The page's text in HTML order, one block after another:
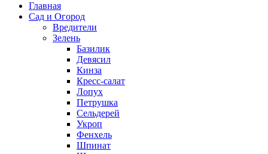
Главная
Сад и Огород
Вредители
Зелень
Базилик
Девясил
Кинза
Кресс-салат
Лопух
Петрушка
Сельдерей
Укроп
Фенхель
Шпинат